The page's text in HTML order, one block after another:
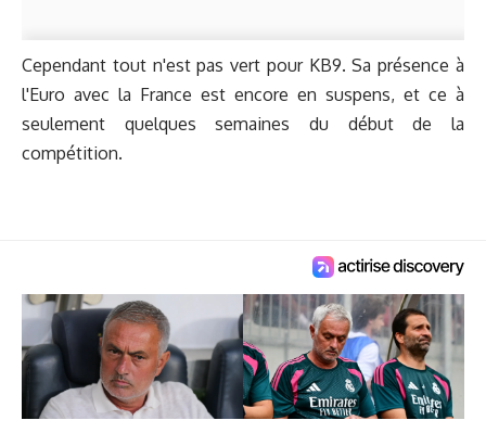
Cependant tout n'est pas vert pour KB9. Sa présence à
l'Euro avec la France est encore en suspens, et ce à
seulement quelques semaines du début de la
compétition.